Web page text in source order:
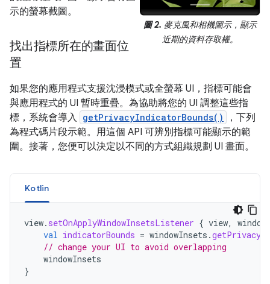
圖 2. 麥克風和相機圖示，顯示
近期的資料存取權。
示的螢幕截圖。
找出指標所在的畫面位
置
如果您的應用程式支援沈浸模式或全螢幕 UI，指標可能會
與應用程式的 UI 暫時重疊。為協助將您的 UI 調整這些指
標，系統會導入 getPrivacyIndicatorBounds()
，下列
為程式碼片段示範。用這個 API 可辨別指標可能顯示的範
圍。接著，您便可以決定以不同的方式組織規劃 UI 畫面。
Kotlin
view. setOnApplyWindowInsetsListener { view,
val indicatorBounds = windowInsets .
// change your UI to avoid overlapping
windowInsets
}